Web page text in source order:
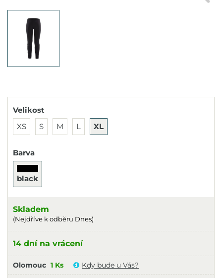
Velikost
XS
S M L XL
Barva
black
Skladem
(Nejdříve k odběru Dnes)
14 dní na vrácení
Olomouc 1 Ks Kdy bude u Vás?